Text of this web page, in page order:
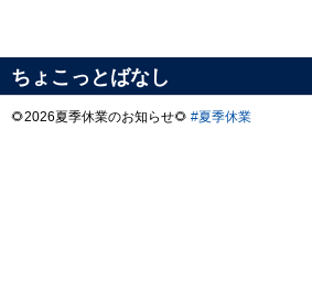
ちょこっとばなし